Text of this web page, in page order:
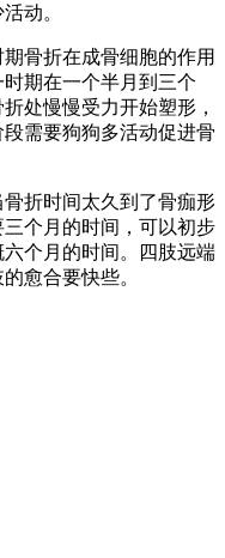
动。
骨折在成骨细胞的作用
期在一个半月到三个
处慢慢受力开始塑形，
需要狗狗多活动促进骨
折时间太久到了骨痂形
个月的时间，可以初步
个月的时间。四肢远端
愈合要快些。